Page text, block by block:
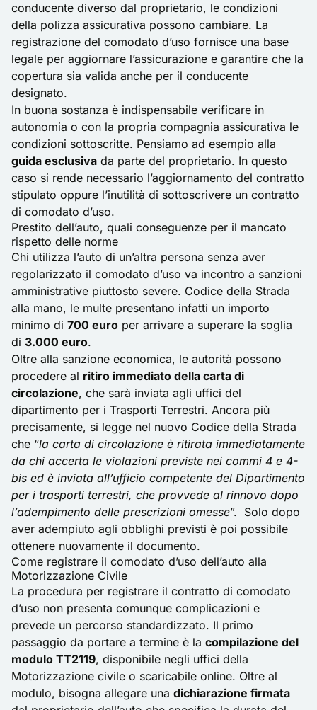
conducente diverso dal proprietario, le condizioni
della polizza assicurativa possono cambiare. La
registrazione del comodato d’uso fornisce una base
legale per aggiornare l’assicurazione e garantire che la
copertura sia valida anche per il conducente
designato.
In buona sostanza è indispensabile verificare in
autonomia o con la propria compagnia assicurativa le
condizioni sottoscritte. Pensiamo ad esempio alla
guida esclusiva da parte del proprietario. In questo
caso si rende necessario l’aggiornamento del contratto
stipulato oppure l’inutilità di sottoscrivere un contratto
di comodato d’uso.
Prestito dell’auto, quali conseguenze per il mancato
rispetto delle norme
Chi utilizza l’auto di un’altra persona senza aver
regolarizzato il comodato d’uso va incontro a sanzioni
amministrative piuttosto severe. Codice della Strada
alla mano, le multe presentano infatti un importo
minimo di 700 euro per arrivare a superare la soglia
di 3.000 euro.
Oltre alla sanzione economica, le autorità possono
procedere al ritiro immediato della carta di
circolazione, che sarà inviata agli uffici del
dipartimento per i Trasporti Terrestri. Ancora più
precisamente, si legge nel nuovo Codice della Strada
che “la carta di circolazione è ritirata immediatamente
da chi accerta le violazioni previste nei commi 4 e 4-
bis ed è inviata all’ufficio competente del Dipartimento
per i trasporti terrestri, che provvede al rinnovo dopo
l’adempimento delle prescrizioni omesse”. Solo dopo
aver adempiuto agli obblighi previsti è poi possibile
ottenere nuovamente il documento.
Come registrare il comodato d’uso dell’auto alla
Motorizzazione Civile
La procedura per registrare il contratto di comodato
d’uso non presenta comunque complicazioni e
prevede un percorso standardizzato. Il primo
passaggio da portare a termine è la compilazione del
modulo TT2119, disponibile negli uffici della
Motorizzazione civile o scaricabile online. Oltre al
modulo, bisogna allegare una dichiarazione firmata